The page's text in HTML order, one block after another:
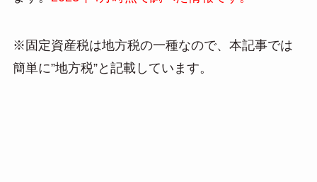
※固定資産税は地方税の一種なので、本記事では
簡単に”地方税”と記載しています。